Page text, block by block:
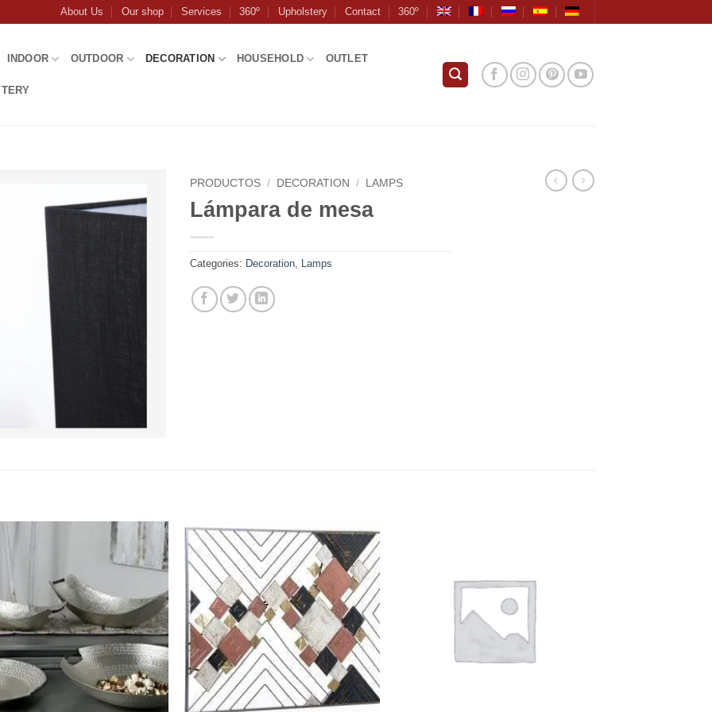
About Us Our shop Services 360º Upholstery Contact 360º
INDOOR OUTDOOR DECORATION HOUSEHOLD OUTLET
PRODUCTOS / DECORATION / LAMPS
Lámpara de mesa
Categories: Decoration Lamps